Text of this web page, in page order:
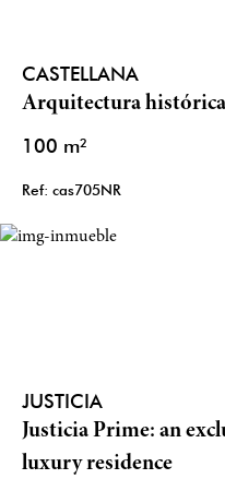
CASTELLANA
Arquitectura
100 m²
Ref: cas705NR
JUSTICIA
Justicia Prime: an
luxury residence